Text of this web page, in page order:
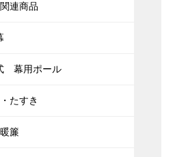
連商品
幕用ポール
たすき
簾